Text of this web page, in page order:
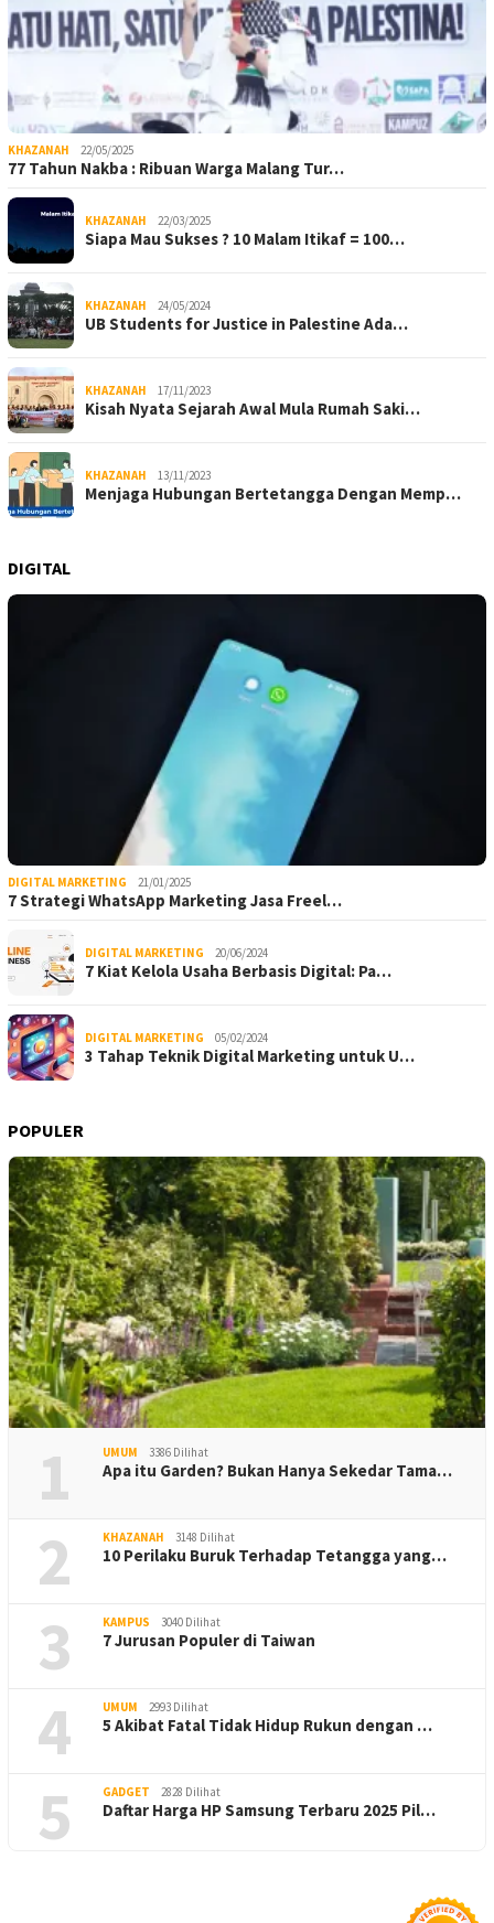
KHAZANAH 22/05/2025
77 Tahun Nakba : Ribuan Warga Malang Tur…
KHAZANAH 22/03/2025
Siapa Mau Sukses ? 10 Malam Itikaf = 100…
KHAZANAH 24/05/2024
UB Students for Justice in Palestine Ada…
KHAZANAH 17/11/2023
Kisah Nyata Sejarah Awal Mula Rumah Saki…
KHAZANAH 13/11/2023
Menjaga Hubungan Bertetangga Dengan Memp…
DIGITAL
DIGITAL MARKETING 21/01/2025
7 Strategi WhatsApp Marketing Jasa Freel…
DIGITAL MARKETING 20/06/2024
7 Kiat Kelola Usaha Berbasis Digital: Pa…
DIGITAL MARKETING 05/02/2024
3 Tahap Teknik Digital Marketing untuk U…
POPULER
1 UMUM 3386 Dilihat
Apa itu Garden? Bukan Hanya Sekedar Tama…
2 KHAZANAH 3148 Dilihat
10 Perilaku Buruk Terhadap Tetangga yang…
3 KAMPUS 3040 Dilihat
7 Jurusan Populer di Taiwan
4 UMUM 2993 Dilihat
5 Akibat Fatal Tidak Hidup Rukun dengan …
5 GADGET 2828 Dilihat
Daftar Harga HP Samsung Terbaru 2025 Pil…